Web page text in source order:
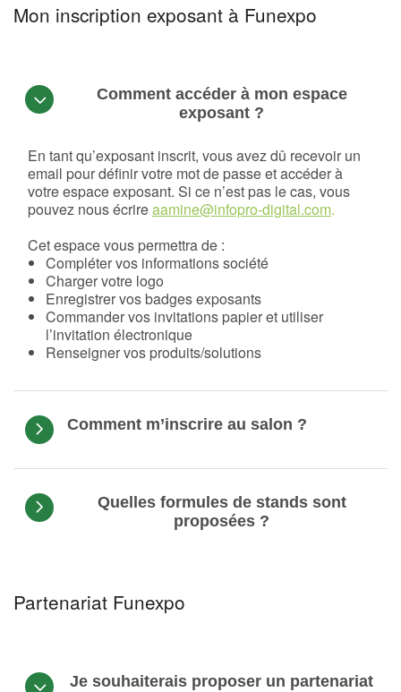
Mon inscription exposant à Funexpo
Comment accéder à mon espace
exposant ?
En tant qu’exposant inscrit, vous avez dû recevoir un
email pour définir votre mot de passe et accéder à
votre espace exposant. Si ce n’est pas le cas, vous
pouvez nous écrireaamine@infopro-digital.com.
Cet espace vous permettra de :
Compléter vos informations société
Charger votre logo
Enregistrer vos badges exposants
Commander vos invitations papier et utiliser
l’invitation électronique
Renseigner vos produits/solutions
Comment m’inscrire au salon ?
Quelles formules de stands sont
proposées ?
Partenariat Funexpo
Je souhaiterais proposer un partenariat